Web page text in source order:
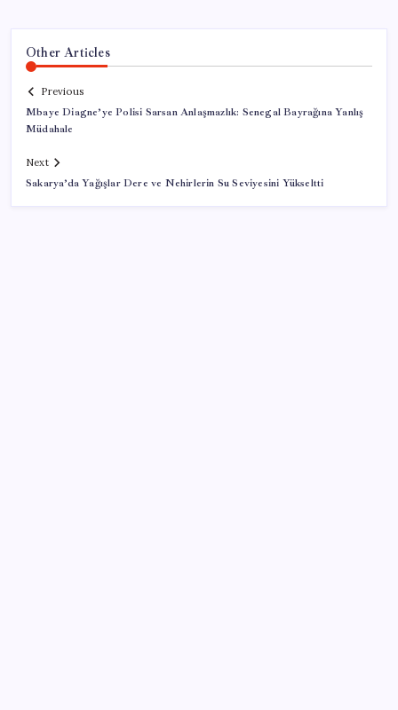
Other Articles
Previous
Mbaye Diagne’ye Polisi Sarsan Anlaşmazlık: Senegal Bayrağına Yanlış
Müdahale
Next
Sakarya’da Yağışlar Dere ve Nehirlerin Su Seviyesini Yükseltti